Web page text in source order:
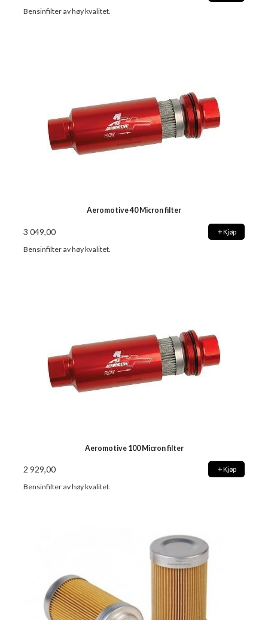
Bensinfilter av høy kvalitet.
Aeromotive 40 Micron filter
3 049,00 Kjøp
Bensinfilter av høy kvalitet.
Aeromotive 100 Micron filter
2 929,00 Kjøp
Bensinfilter av høy kvalitet.